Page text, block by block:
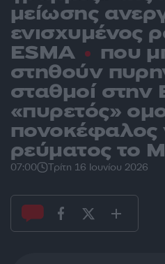
μείωσης
ενισχυμένος
ESMA που
στηθούν
σταθμοί στην
«πυρετός»
πονοκέφαλος
ρεύματος το
07:00 Τρίτη 16 Ιουνίου 2026